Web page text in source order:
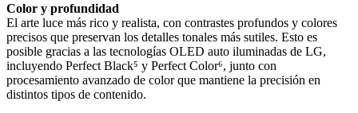
Color y profundidad
El arte luce más rico y realista, con contrastes profundos y colores
precisos que preservan los detalles tonales más sutiles. Esto es
posible gracias a las tecnologías OLED auto iluminadas de LG,
incluyendo Perfect Black⁵ y Perfect Color⁶, junto con
procesamiento avanzado de color que mantiene la precisión en
distintos tipos de contenido.